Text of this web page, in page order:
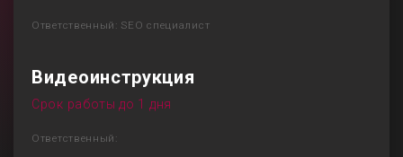
Ответственный: SEO специалист
Видеоинструкция
Срок работы до 1 дня
Ответственный: